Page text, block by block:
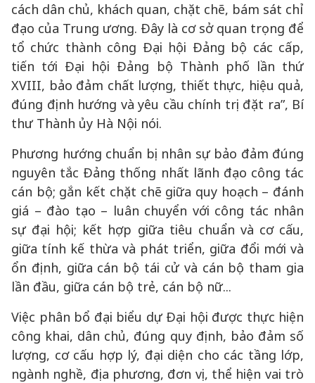
cách dân chủ, khách quan, chặt chẽ, bám sát chỉ
đạo của Trung ương. Đây là cơ sở quan trọng để
tổ chức thành công Đại hội Đảng bộ các cấp,
tiến tới Đại hội Đảng bộ Thành phố lần thứ
XVIII, bảo đảm chất lượng, thiết thực, hiệu quả,
đúng định hướng và yêu cầu chính trị đặt ra”, Bí
thư Thành ủy Hà Nội nói.
Phương hướng chuẩn bị nhân sự bảo đảm đúng
nguyên tắc Đảng thống nhất lãnh đạo công tác
cán bộ; gắn kết chặt chẽ giữa quy hoạch – đánh
giá – đào tạo – luân chuyển với công tác nhân
sự đại hội; kết hợp giữa tiêu chuẩn và cơ cấu,
giữa tính kế thừa và phát triển, giữa đổi mới và
ổn định, giữa cán bộ tái cử và cán bộ tham gia
lần đầu, giữa cán bộ trẻ, cán bộ nữ...
Việc phân bổ đại biểu dự Đại hội được thực hiện
công khai, dân chủ, đúng quy định, bảo đảm số
lượng, cơ cấu hợp lý, đại diện cho các tầng lớp,
ngành nghề, địa phương, đơn vị, thể hiện vai trò